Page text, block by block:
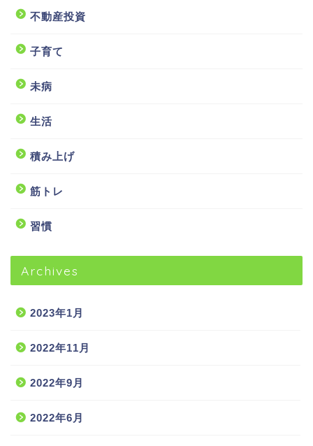
不動産投資
子育て
未病
生活
積み上げ
筋トレ
習慣
Archives
2023年1月
2022年11月
2022年9月
2022年6月